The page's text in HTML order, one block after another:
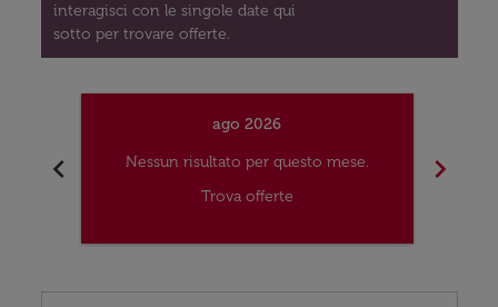
interagisci con le singole date qui
sotto per trovare offerte.
chevron_left
ago 2026
Nessun risultato per questo mese.
Trova offerte
chevron_right